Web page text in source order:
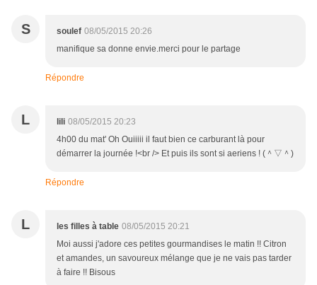
S soulef 08/05/2015 20:26
manifique sa donne envie.merci pour le partage
Répondre
L lili 08/05/2015 20:23
4h00 du mat' Oh Ouiiiii il faut bien ce carburant là pour
démarrer la journée !<br /> Et puis ils sont si aeriens ! (＾▽＾)
Répondre
L les filles à table 08/05/2015 20:21
Moi aussi j'adore ces petites gourmandises le matin !! Citron
et amandes, un savoureux mélange que je ne vais pas tarder
à faire !! Bisous